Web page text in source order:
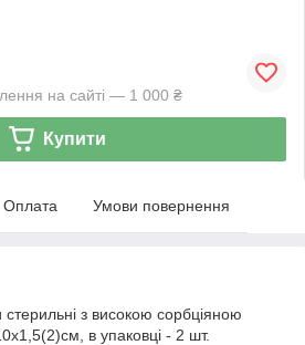
на сайті — 1 000 ₴
Купити
Оплата Умови повернення
з високою сорбціяною
в упаковці - 2 шт.